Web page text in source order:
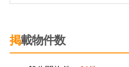
掲載物件数